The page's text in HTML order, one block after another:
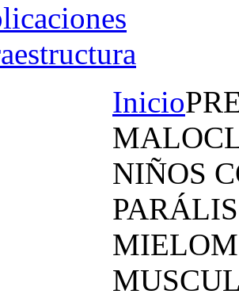
Inicio
NIÑOS